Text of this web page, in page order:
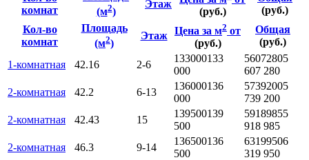
комнат
(м2)
Этаж
(руб.)
(руб.)
Кол-во
комнат
Площадь
(м2)
Этаж Цена за м2 от
(руб.)
Общая
(руб.)
1-комнатная
42.16 2-6
133000133
000
56072805
607 280
2-комнатная
42.2 6-13
136000136
000
57392005
739 200
2-комнатная
42.43 15
139500139
500
59189855
918 985
2-комнатная
46.3 9-14
136500136
500
63199506
319 950